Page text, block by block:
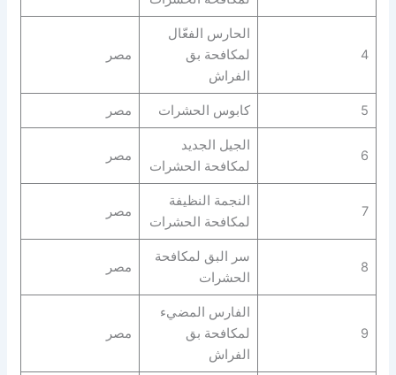
4
الحارس الفعّال
لمكافحة بق
الفراش
مصر
5 كابوس الحشرات مصر
6
الجيل الجديد
لمكافحة الحشرات
مصر
7
النجمة النظيفة
لمكافحة الحشرات
مصر
8
سر البق لمكافحة
الحشرات
مصر
9
الفارس المضيء
لمكافحة بق
الفراش
مصر